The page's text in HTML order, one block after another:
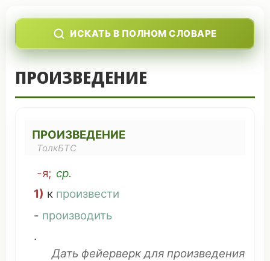
ИСКАТЬ В ПОЛНОМ СЛОВАРЕ
ПРОИЗВЕДЕНИЕ
ПРОИЗВЕДЕНИЕ
ТолкБТС
-я; ср.
1) к произвести
- производить
.
Дать фейерверкдля произведения